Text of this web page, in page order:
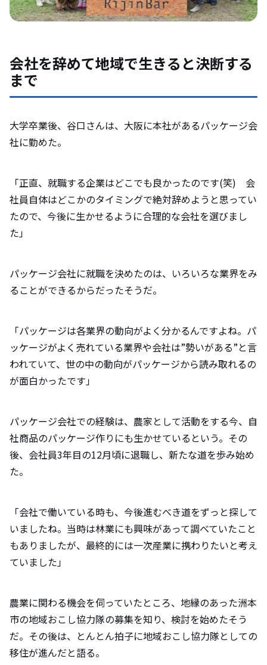
会社を辞めて地域で生きると決断する
まで
大学卒業後、谷口さんは、大阪に本社があるパッケージ会
社に勤めた。
「正直、就職する企業はどこでも良かったのです(笑) 会
社員自体はどこかのタイミングで絶対辞めようと思ってい
たので、今後に生かせるように合理的な会社を選びまし
た」
パッケージ会社に就職を決めたのは、いろいろな業界をみ
ることができるからだったそうだ。
「パッケージは各業界の動向がよく分かるんですよね。パ
ッケージがよく売れている業界や会社は”勢いがある”と言
われていて、世の中の動向がパッケージから読み取れるの
が面白かったです」
パッケージ会社での経験は、農家として活動をする今、自
社商品のパッケージ作りにも生かせているという。その
後、会社員3年目の12月頃に退職し、新たな道を歩み始め
た。
「会社で働いている時も、今後進むべき道をずっと探して
いましたね。当時は林業にも興味があって調べていたこと
もありましたが、最終的には一次産業に携わりたいと考え
ていました」
農業に関わる機会を伺っていたところ、地縁のあった洲本
市の地域おこし協力隊の募集を知り、検討を始めたそう
だ。その後は、とんとん拍子に地域おこし協力隊としての
移住が進んだと語る。